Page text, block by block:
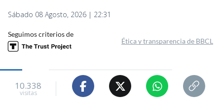
Sábado 08 Agosto, 2026 | 22:31
Seguimos criterios de
Ética y transparencia de BBCL
10.338
visitas